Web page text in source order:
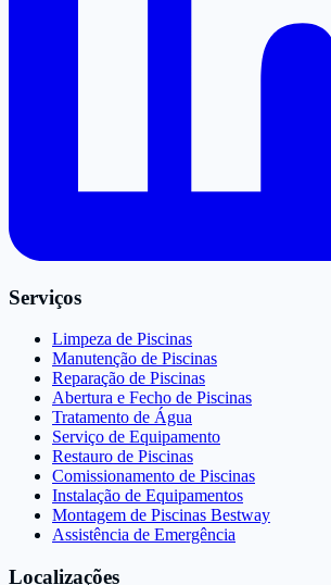
Serviços
Limpeza de Piscinas
Manutenção de Piscinas
Reparação de Piscinas
Abertura e Fecho de Piscinas
Tratamento de Água
Serviço de Equipamento
Restauro de Piscinas
Comissionamento de Piscinas
Instalação de Equipamentos
Montagem de Piscinas Bestway
Assistência de Emergência
Localizações